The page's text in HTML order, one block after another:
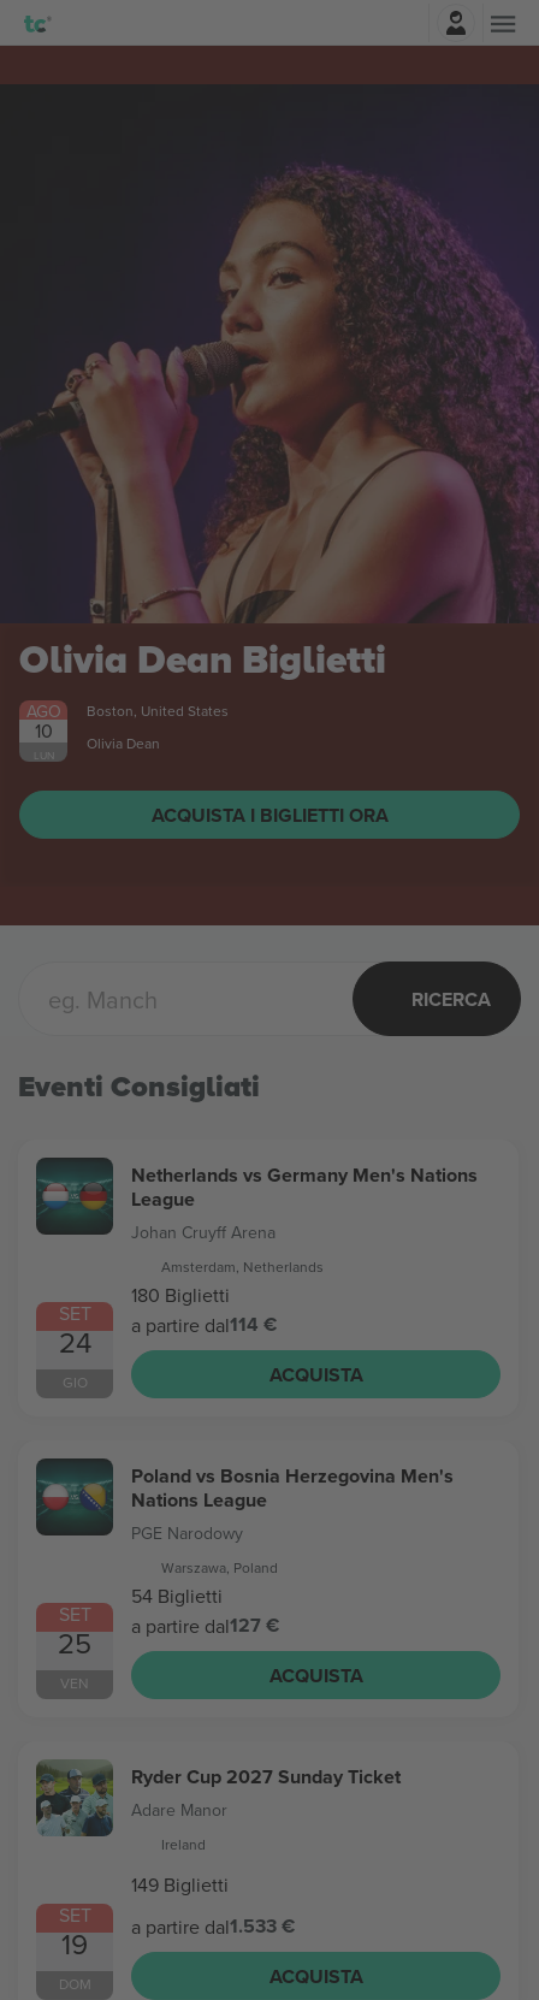
Stal Mielec vs Stal
Rzeszów 1 LigaBiglietti
AGO
8
ACQUISTA I BIGLIETTI ORA
RICERCA
Eventi Consigliati
SET
24
GIO
Netherlands vs Germany Men's Nations
League
Johan Cruyff Arena
Amsterdam, Netherlands
180 Biglietti
a partire dal114 €
ACQUISTA
SET
25
VEN
Poland vs Bosnia Herzegovina Men's
Nations League
PGE Narodowy
Warszawa, Poland
54 Biglietti
a partire dal127 €
ACQUISTA
SET
19
DOM
Ryder Cup 2027 Sunday Ticket
Adare Manor
Ireland
149 Biglietti
a partire dal1.533 €
ACQUISTA